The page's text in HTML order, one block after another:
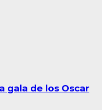
gala de los Oscar